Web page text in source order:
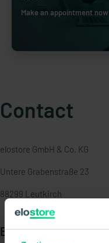
Make an appointment now
Contact
elostore GmbH & Co. KG
Untere Grabenstraße 23
88299 Leutkirch
Business hours